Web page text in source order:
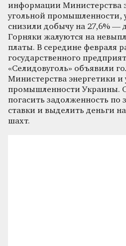
информации Министерства
угольной промышленности,
снизили добычу на 27,6% —
Горняки жалуются на
платы. В середине февраля
государственного
«Селидовуголь» объявили
Министерства энергетики и
промышленности Украины.
погасить задолженность по
ставки и выделить деньги
шахт.